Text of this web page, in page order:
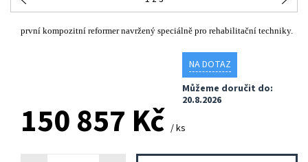
první kompozitní reformer navržený speciálně pro rehabilitační techniky.
NA DOTAZ
Můžeme doručit do:
20.8.2026
150 857 Kč / ks